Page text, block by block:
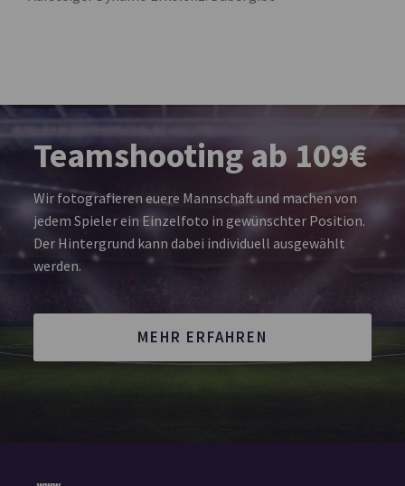
Teamshooting ab 109€
Wir fotografieren euere Mannschaft und machen von
jedem Spieler ein Einzelfoto in gewünschter Position.
Der Hintergrund kann dabei individuell ausgewählt
werden.
MEHR ERFAHREN